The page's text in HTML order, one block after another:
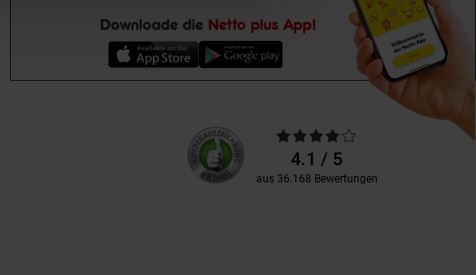
Downloade die Netto plus App!
Unsere
Kundenbewertungen
Durchschnittliche
Bewertungen4.1 / 5
aus 36.168 Bewertungen